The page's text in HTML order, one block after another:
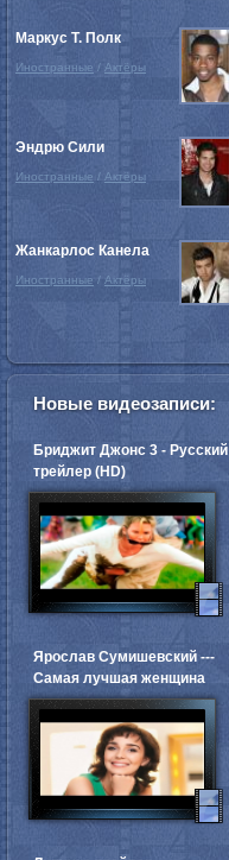
Маркус Т. Полк
Иностранные / Актёры
Эндрю Сили
Иностранные / Актёры
Жанкарлос Канела
Иностранные / Актёры
Новые видеозаписи:
Бриджит Джонс 3 - Русский
трейлер (HD)
Ярослав Сумишевский ---
Самая лучшая женщина